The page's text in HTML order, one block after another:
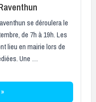
se déroulera le
de 7h à 19h. Les
lieu en mairie lors de
Une …